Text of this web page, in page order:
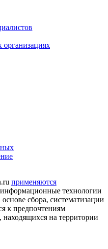
организациях
применяются
технологии
сбора, систематизации
к предпочтениям
находящихся на территории